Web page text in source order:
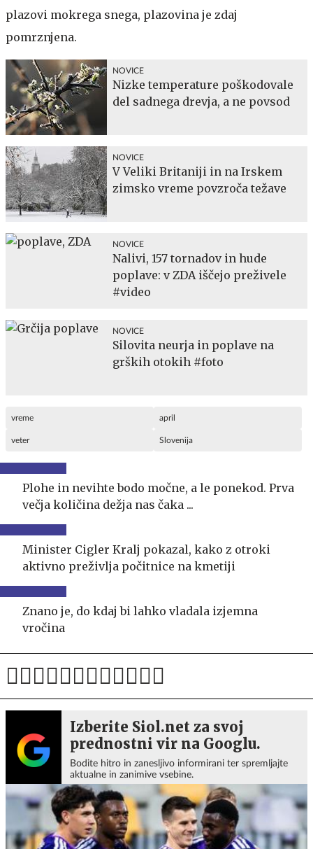
plazovi mokrega snega, plazovina je zdaj
pomrznjena.
NOVICE
Nizke temperature poškodovale
del sadnega drevja, a ne povsod
NOVICE
V Veliki Britaniji in na Irskem
zimsko vreme povzroča težave
NOVICE
Nalivi, 157 tornadov in hude
poplave: v ZDA iščejo preživele
#video
NOVICE
Silovita neurja in poplave na
grških otokih #foto
vreme april
veter Slovenija
Plohe in nevihte bodo močne, a le ponekod. Prva
večja količina dežja nas čaka ...
Minister Cigler Kralj pokazal, kako z otroki
aktivno preživlja počitnice na kmetiji
Znano je, do kdaj bi lahko vladala izjemna
vročina
Izberite Siol.net za svoj
prednostni vir na Googlu.
Bodite hitro in zanesljivo informirani ter spremljajte
aktualne in zanimive vsebine.